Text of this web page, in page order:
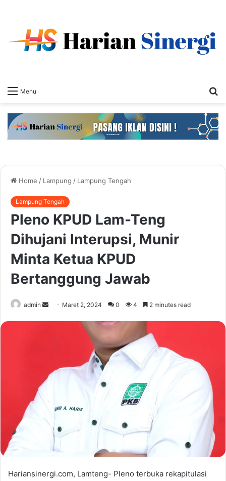
Menu
Home / Lampung / Lampung Tengah
Lampung Tengah
Pleno KPUD Lam-Teng
Dihujani Interupsi, Munir
Minta Ketua KPUD
Bertanggung Jawab
admin
Send Maret 2, 2024 0 4 2 minutes read
Hariansinergi.com, Lamteng- Pleno terbuka rekapitulasi